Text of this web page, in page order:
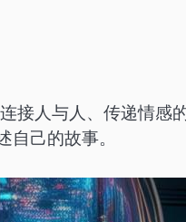
接人与人、传递情感
己的故事。